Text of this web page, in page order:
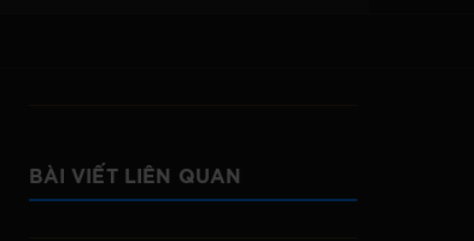
BÀI VIẾT LIÊN QUAN